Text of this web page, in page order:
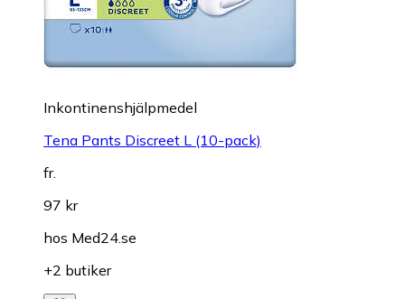
Inkontinenshjälpmedel
Tena Pants Discreet L (10-pack)
fr.
97 kr
hos Med24.se
+2 butiker